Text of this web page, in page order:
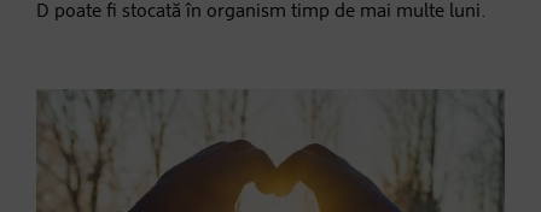
D poate fi stocată în organism timp de mai multe luni.